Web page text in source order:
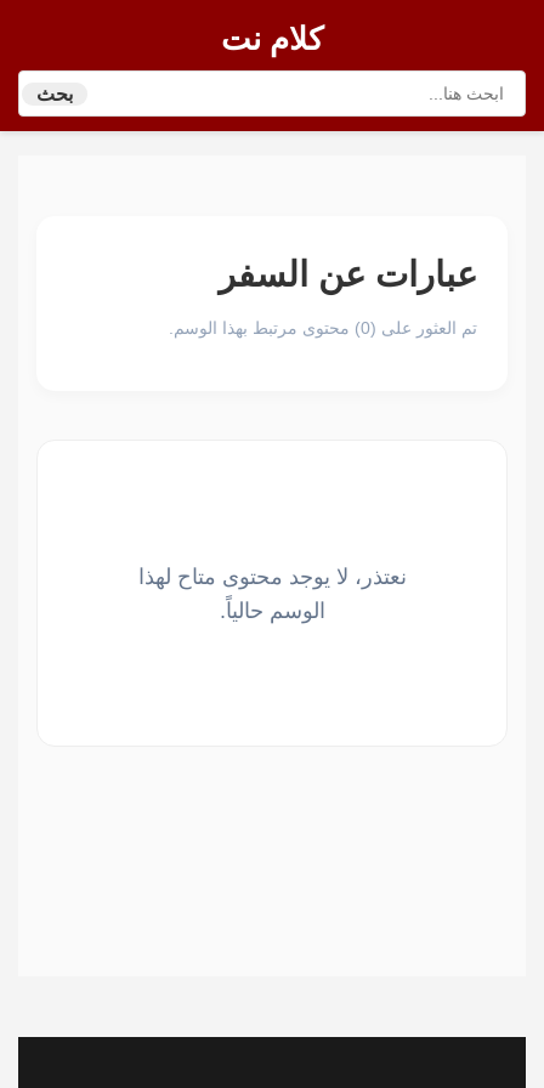
كلام نت
بحث
عبارات عن السفر
تم العثور على (0) محتوى مرتبط بهذا الوسم.
نعتذر، لا يوجد محتوى متاح لهذا
الوسم حالياً.